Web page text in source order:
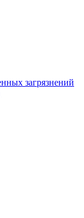
загрязнений